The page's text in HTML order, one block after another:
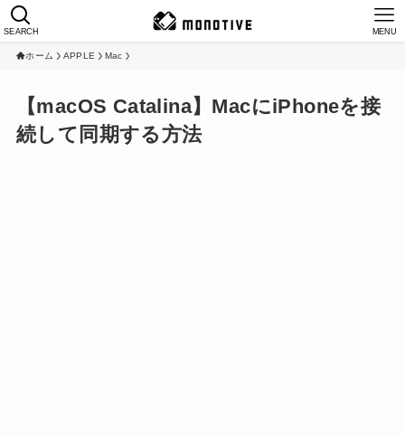
SEARCH MENU
ホーム APPLE Mac
【macOS Catalina】MacにiPhoneを接
続して同期する方法